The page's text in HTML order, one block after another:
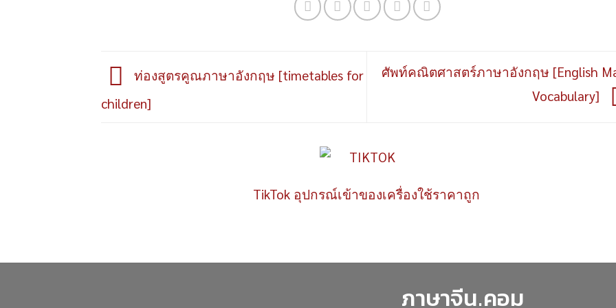
ท่องสูตรคูณภาษาอังกฤษ [timetables for
children]
ศัพท์คณิตศาสตร์ภาษาอังกฤษ [English
Vocabulary]
TikTok อุปกรณ์เข้าของเครื่องใช้ราคาถูก
ภาษาจีน.คอม